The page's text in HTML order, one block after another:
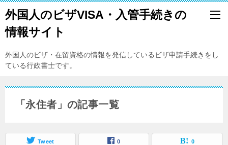
外国人のビザVISA・入管手続きの
情報サイト
外国人のビザ・在留資格の情報を発信しているビザ申請手続きをし
ている行政書士です。
「永住者」の記事一覧
Tweet 0 0